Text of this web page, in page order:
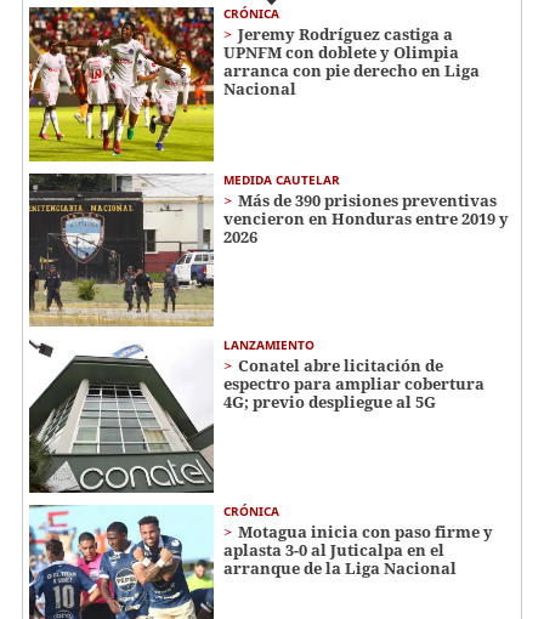
CRÓNICA
Jeremy Rodríguez castiga a
UPNFM con doblete y Olimpia
arranca con pie derecho en Liga
Nacional
MEDIDA CAUTELAR
Más de 390 prisiones preventivas
vencieron en Honduras entre 2019 y
2026
LANZAMIENTO
Conatel abre licitación de
espectro para ampliar cobertura
4G; previo despliegue al 5G
CRÓNICA
Motagua inicia con paso firme y
aplasta 3-0 al Juticalpa en el
arranque de la Liga Nacional